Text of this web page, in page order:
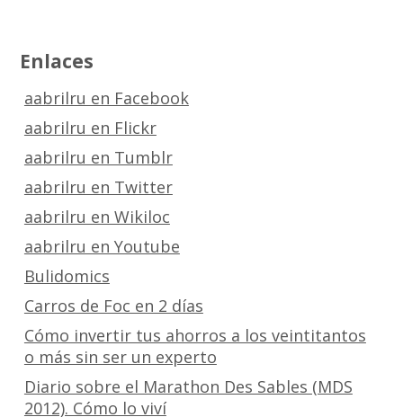
Enlaces
aabrilru en Facebook
aabrilru en Flickr
aabrilru en Tumblr
aabrilru en Twitter
aabrilru en Wikiloc
aabrilru en Youtube
Bulidomics
Carros de Foc en 2 días
Cómo invertir tus ahorros a los veintitantos
o más sin ser un experto
Diario sobre el Marathon Des Sables (MDS
2012). Cómo lo viví